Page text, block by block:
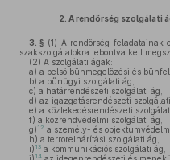
2. A rendőrség szolgálati
3. § (1) A rendőrség feladatainak
szakszolgálatokra lebontva kell
(2) A szolgálati ágak:
a) a belső bűnmegelőzési és
b) a bűnügyi szolgálati ág,
c) a határrendészeti szolgálati ág,
d) az igazgatásrendészeti szolgálati
e) a közlekedésrendészeti
f) a közrendvédelmi szolgálati ág,
g) 12 a személy- és
h) a terrorelhárítási szolgálati ág,
i) 13 a kommunikációs szolgálati ág,
14